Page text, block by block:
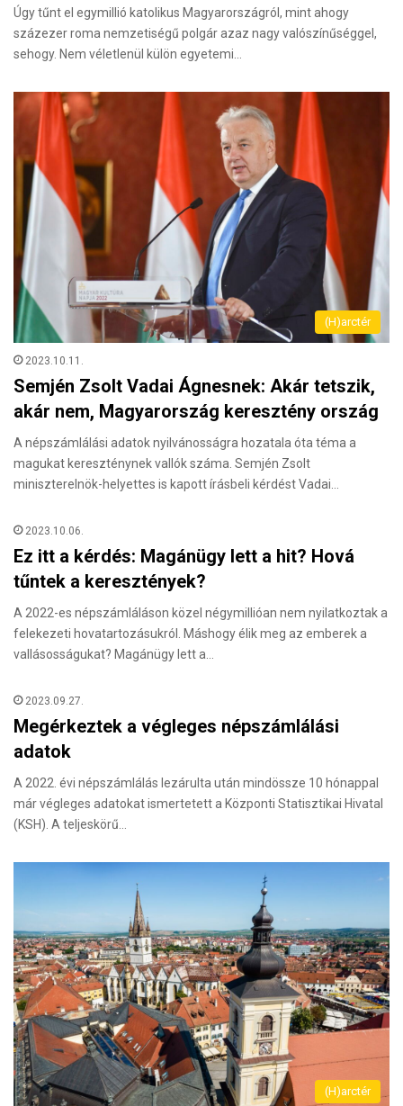
Úgy tűnt el egymillió katolikus Magyarországról, mint ahogy
százezer roma nemzetiségű polgár azaz nagy valószínűséggel,
sehogy. Nem véletlenül külön egyetemi…
(H)arctér
2023.10.11.
Semjén Zsolt Vadai Ágnesnek: Akár tetszik,
akár nem, Magyarország keresztény ország
A népszámlálási adatok nyilvánosságra hozatala óta téma a
magukat kereszténynek vallók száma. Semjén Zsolt
miniszterelnök-helyettes is kapott írásbeli kérdést Vadai…
2023.10.06.
Ez itt a kérdés: Magánügy lett a hit? Hová
tűntek a keresztények?
A 2022-es népszámláláson közel négymillióan nem nyilatkoztak a
felekezeti hovatartozásukról. Máshogy élik meg az emberek a
vallásosságukat? Magánügy lett a…
2023.09.27.
Megérkeztek a végleges népszámlálási
adatok
A 2022. évi népszámlálás lezárulta után mindössze 10 hónappal
már végleges adatokat ismertetett a Központi Statisztikai Hivatal
(KSH). A teljeskörű…
(H)arctér